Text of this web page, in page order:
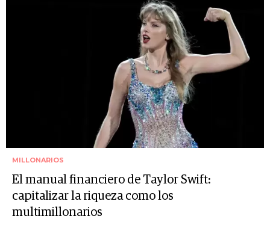
MILLONARIOS
El manual financiero de Taylor Swift:
capitalizar la riqueza como los
multimillonarios